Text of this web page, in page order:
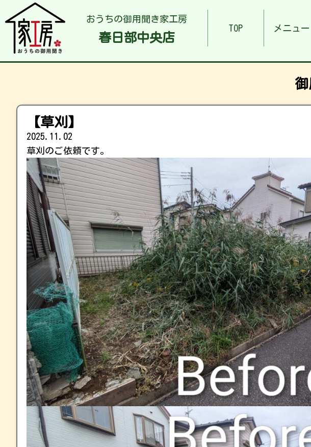
おうちの御用聞き家工房
春日部中央店
TOP メニュー
【草刈】
2025.11.02
草刈のご依頼です。